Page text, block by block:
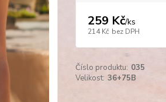
259 Kč/ks
214 Kč bez DPH
Číslo produktu: 035
Velikost: 36+75B